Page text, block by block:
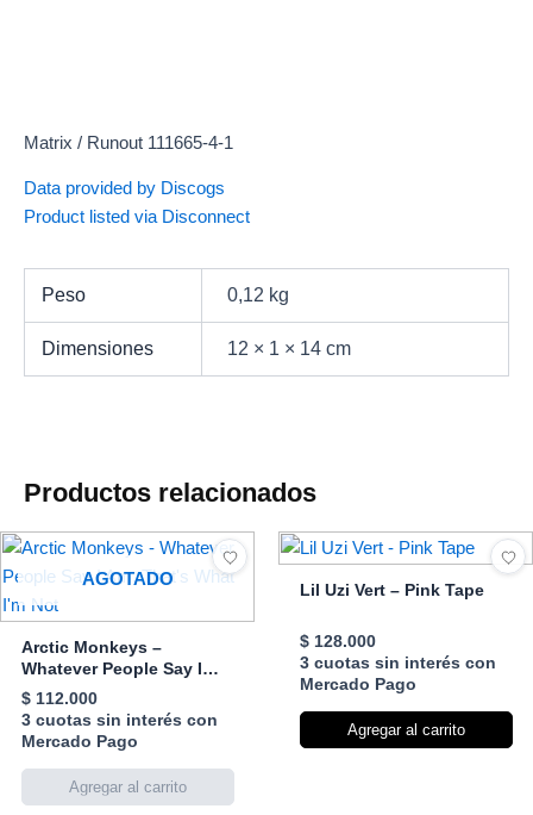
Matrix / Runout 111665-4-1
Data provided by Discogs
Product listed via Disconnect
Peso 0,12 kg
Dimensiones 12 × 1 × 14 cm
Productos relacionados
AGOTADO
Arctic Monkeys –
Whatever People Say I
Am, That’s What I’m Not
$112.000
3 cuotas sin interés con
Mercado Pago
Lil Uzi Vert – Pink Tape
$128.000
3 cuotas sin interés con
Mercado Pago
Agregar al carrito